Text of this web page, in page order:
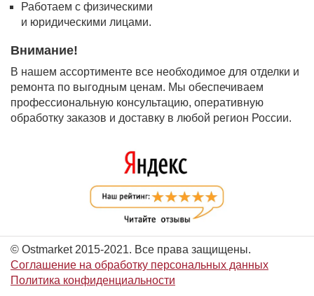
Работаем с физическими
и юридическими лицами.
Внимание!
В нашем ассортименте все необходимое для отделки и
ремонта по выгодным ценам. Мы обеспечиваем
профессиональную консультацию, оперативную
обработку заказов и доставку в любой регион России.
© Ostmarket 2015-2021. Все права защищены.
Соглашение на обработку персональных данных
Политика конфиденциальности